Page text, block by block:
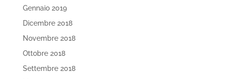
Gennaio 2019
Dicembre 2018
Novembre 2018
Ottobre 2018
Settembre 2018